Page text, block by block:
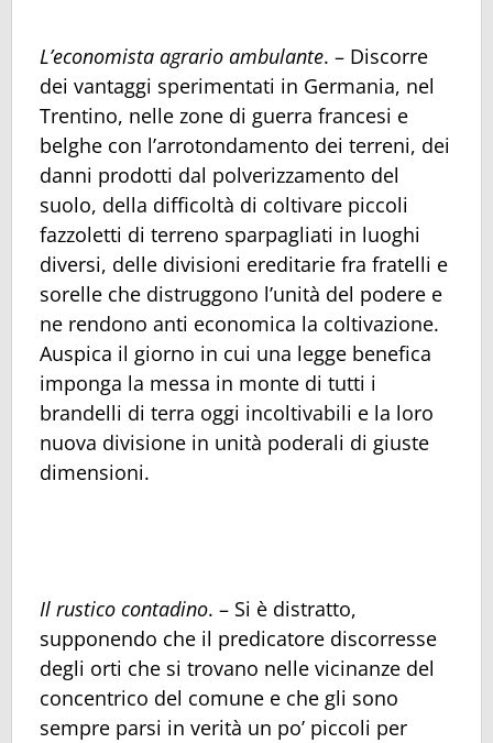
L’economista agrario ambulante. – Discorre
dei vantaggi sperimentati in Germania, nel
Trentino, nelle zone di guerra francesi e
belghe con l’arrotondamento dei terreni, dei
danni prodotti dal polverizzamento del
suolo, della difficoltà di coltivare piccoli
fazzoletti di terreno sparpagliati in luoghi
diversi, delle divisioni ereditarie fra fratelli e
sorelle che distruggono l’unità del podere e
ne rendono anti economica la coltivazione.
Auspica il giorno in cui una legge benefica
imponga la messa in monte di tutti i
brandelli di terra oggi incoltivabili e la loro
nuova divisione in unità poderali di giuste
dimensioni.
Il rustico contadino. – Si è distratto,
supponendo che il predicatore discorresse
degli orti che si trovano nelle vicinanze del
concentrico del comune e che gli sono
sempre parsi in verità un po’ piccoli per